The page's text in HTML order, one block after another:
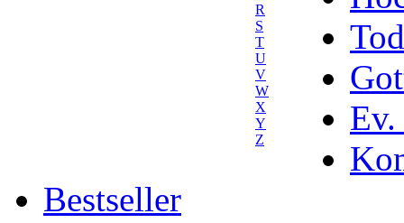
R
S
T
U
V
W
X
Y
Z
Ev.
Bestseller